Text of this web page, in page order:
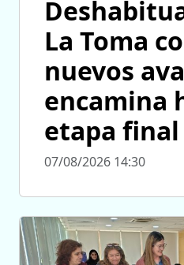
La Toma
nuevos
encamina
etapa final
07/08/2026 14:30